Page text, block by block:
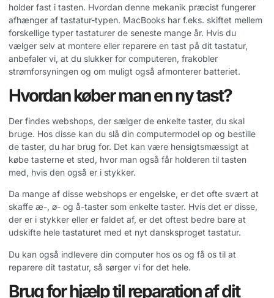
holder fast i tasten. Hvordan denne mekanik præcist fungerer
afhænger af tastatur-typen. MacBooks har f.eks. skiftet mellem
forskellige typer tastaturer de seneste mange år. Hvis du
vælger selv at montere eller reparere en tast på dit tastatur,
anbefaler vi, at du slukker for computeren, frakobler
strømforsyningen og om muligt også afmonterer batteriet.
Hvordan køber man en ny tast?
Der findes webshops, der sælger de enkelte taster, du skal
bruge. Hos disse kan du slå din computermodel op og bestille
de taster, du har brug for. Det kan være hensigtsmæssigt at
købe tasterne et sted, hvor man også får holderen til tasten
med, hvis den også er i stykker.
Da mange af disse webshops er engelske, er det ofte svært at
skaffe æ-, ø- og å-taster som enkelte taster. Hvis det er disse,
der er i stykker eller er faldet af, er det oftest bedre bare at
udskifte hele tastaturet med et nyt dansksproget tastatur.
Du kan også indlevere din computer hos os og få os til at
reparere dit tastatur, så sørger vi for det hele.
Brug for hjælp til reparation af dit